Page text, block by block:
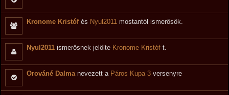
Kronome Kristófés Nyul2011 mostantól ismerősök.
Nyul2011 ismerősnek jelölte Kronome Kristóf-t.
Orováné Dalma nevezett a Páros Kupa 3 versenyre